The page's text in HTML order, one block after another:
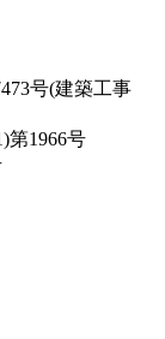
号(建築工事
第1966号